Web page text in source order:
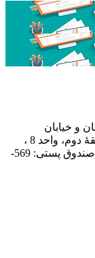
و خیابان
دانشگاه، شمارۀ 1182 (ساختمان فروردین)، طبقۀ دوم، واحد 8 ،
روابط عمومی مؤسسه پژوهی میراث مکتوب؛ صندوق پستی: 569-